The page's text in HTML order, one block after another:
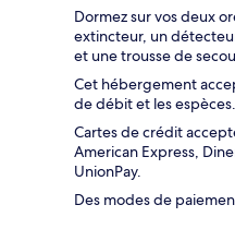
Dormez sur vos deux
extincteur, un
et une trousse de
Cet hébergement
de débit et les espèces.
Cartes de crédit
American Express,
UnionPay.
Des modes de